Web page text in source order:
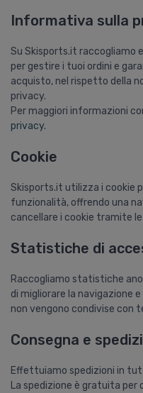
Informativa sulla
Su Skisports.it raccogliamo
per gestire i tuoi ordini e
acquisto, nel rispetto della
privacy.
Per maggiori informazioni
privacy.
Cookie
Skisports.it utilizza i cookie
funzionalità, offrendo una
cancellare i cookie tramite
Statistiche di
Raccogliamo statistiche
di migliorare la navigazione
non vengono condivise con
Consegna e
Effettuiamo spedizioni in
La spedizione è gratuita per